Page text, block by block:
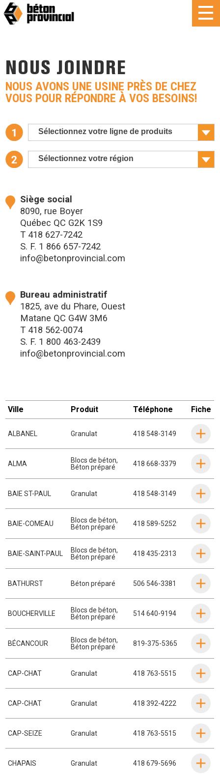
NOUS JOINDRE
NOUS AVONS UNE USINE PRÈS DE CHEZ
VOUS POUR RÉPONDRE À VOS BESOINS!
Sélectionnez votre ligne de produits
Sélectionnez votre région
Siège social
8090, rue Boyer
Québec QC G2K 1S9
T 418 627-7242
S. F. 1 866 657-7242
info@betonprovincial.com
Bureau administratif
1825, ave du Phare, Ouest
Matane QC G4W 3M6
T 418 562-0074
S. F. 1 800 463-2439
info@betonprovincial.com
Ville Produit Téléphone Fiche
ALBANEL Granulat 418 548-3149
ALMA Blocs de béton,
Béton préparé
418 668-3379
BAIE ST-PAUL Granulat 418 548-3149
BAIE-COMEAU Blocs de béton,
Béton préparé
418 589-5252
BAIE-SAINT-PAUL Blocs de béton,
Béton préparé
418 435-2313
BATHURST Béton préparé 506 546-3381
BOUCHERVILLE Blocs de béton,
Béton préparé
514 640-9194
BÉCANCOUR Blocs de béton,
Béton préparé
819-375-5365
CAP-CHAT Granulat 418 763-5515
CAP-CHAT Granulat 418 392-4222
CAP-SEIZE Granulat 418 763-5515
CHAPAIS Granulat 418 679-5696